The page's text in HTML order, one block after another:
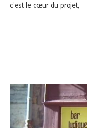
c’est le cœur du projet,